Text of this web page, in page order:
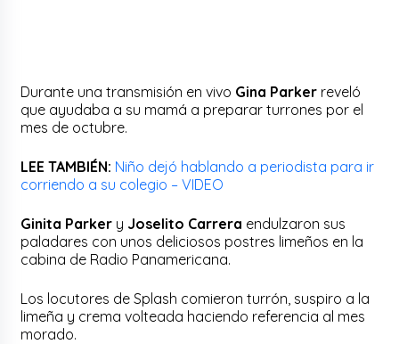
Durante una transmisión en vivo Gina Parker reveló
que ayudaba a su mamá a preparar turrones por el
mes de octubre.
LEE TAMBIÉN: Niño dejó hablando a periodista para ir
corriendo a su colegio – VIDEO
Ginita Parker y Joselito Carrera endulzaron sus
paladares con unos deliciosos postres limeños en la
cabina de Radio Panamericana.
Los locutores de Splash comieron turrón, suspiro a la
limeña y crema volteada haciendo referencia al mes
morado.